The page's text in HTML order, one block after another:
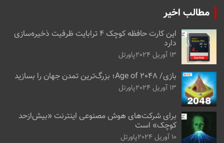
مطالب اخیر
این کارت حافظه کوچک ۴ ترابایت ظرفیت ذخیره‌سازی
دارد
13 آوریل 2024 پاورتل
بازی/ Age of 2048؛ بزرگ‌ترین تمدن جهان را بسازید
13 آوریل 2024 پاورتل
برای شرکت‌های هوش مصنوعی اینترنت «بیش‌از‌حد
کوچک» است
10 آوریل 2024 پاورتل